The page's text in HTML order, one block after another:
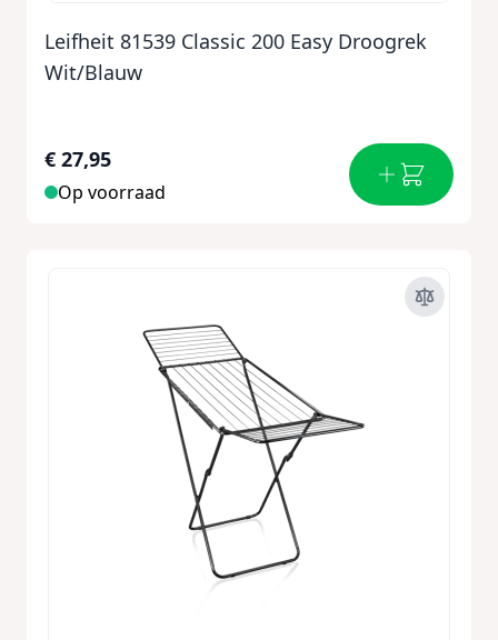
Leifheit 81539 Classic 200 Easy Droogrek
Wit/Blauw
€ 27,95
Op voorraad